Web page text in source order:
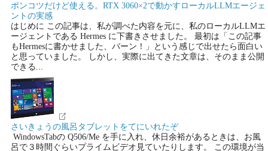
ポンコツだけど使える。RTX 3060×2で動かすローカルLLMエージェ
ントの実感
はじめに この記事は、私が調べた内容を元に、私のローカルLLMエ
ージェントである Hermes に下書きさせました。 最初は「この記事
もHermesに書かせました、バーン！」という感じで出せたら面白い
と思っていました。 しかし、実際に出てきた文章は、そのまま公開
できる...
さいきょうの風呂タブレットをてにいれたぞ
WindowsTabの Q506/Me を手に入れ、休日余裕があるときは、お風
呂で３時間ぐらいプライムビデオ見ていたりします。 この環境が当